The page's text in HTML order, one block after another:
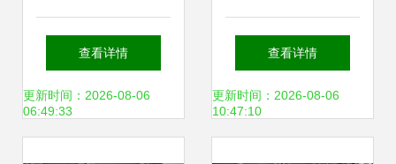
态圈——中国教育
后勤协会新业态及
查看详情
更新时间：2026-08-06
06:49:33
式解决方案与高质
量下载资源
查看详情
更新时间：2026-08-06
10:47:10